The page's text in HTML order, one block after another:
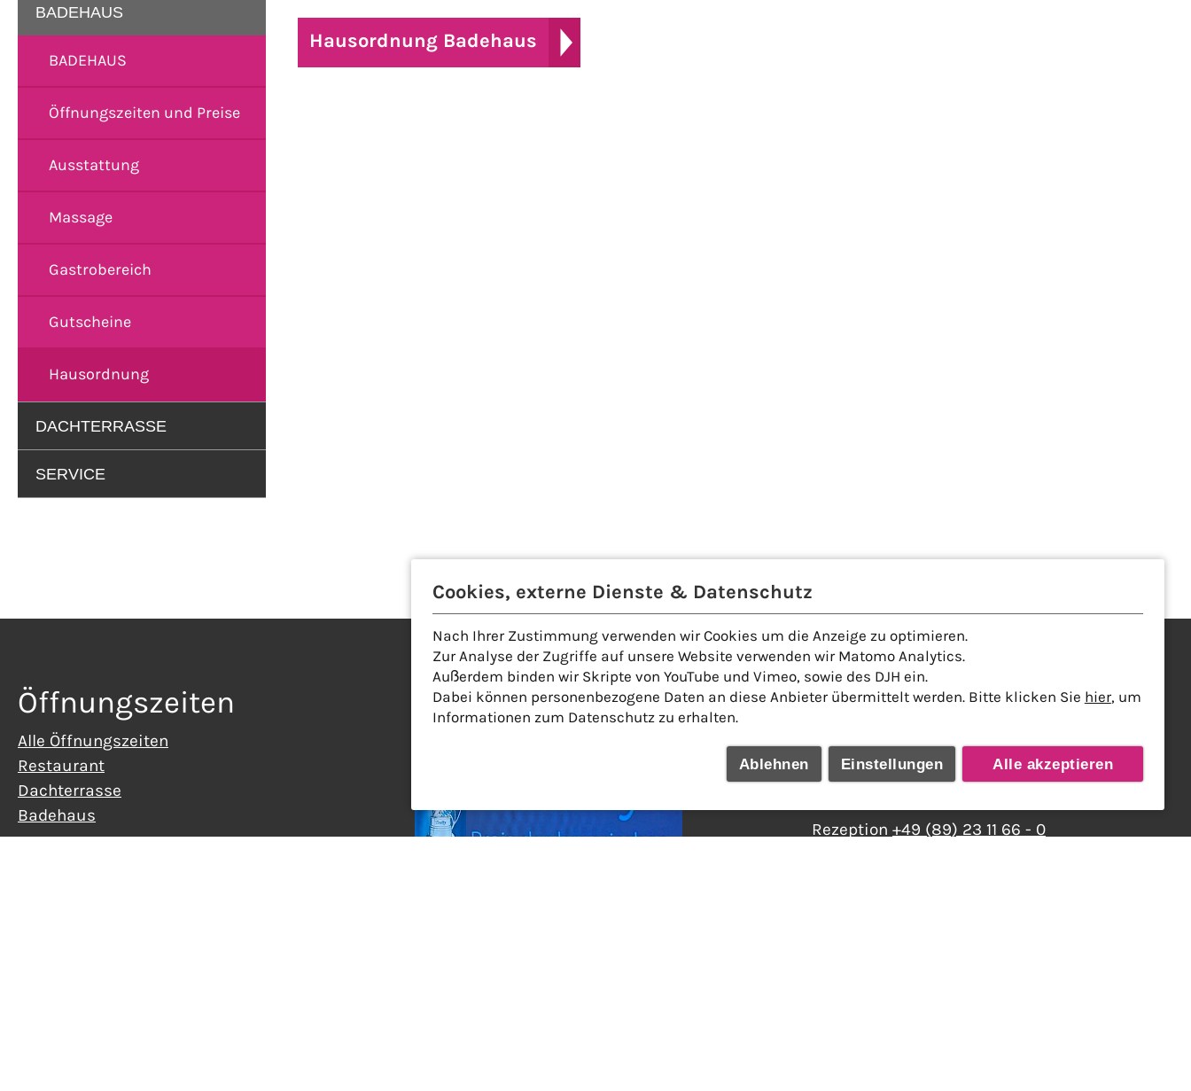
BADEHAUS
BADEHAUS
Öffnungszeiten und Preise
Ausstattung
Massage
Gastrobereich
Gutscheine
Hausordnung
DACHTERRASSE
SERVICE
Hausordnung Badehaus
Öffnungszeiten
Alle Öffnungszeiten
Restaurant
Dachterrasse
Badehaus
Partner Kontakt
Hotel Deutsche Eiche
Reichenbachstrasse 13
Rezeption +49 (89) 23 11 66 - 0
Cookies, externe Dienste & Datenschutz
Nach Ihrer Zustimmung verwenden wir Cookies um die Anzeige zu optimieren.
Zur Analyse der Zugriffe auf unsere Website verwenden wir Matomo Analytics.
Außerdem binden wir Skripte von YouTube und Vimeo, sowie des DJH ein.
Dabei können personenbezogene Daten an diese Anbieter übermittelt werden. Bitte klicken Sie hier, um
Informationen zum Datenschutz zu erhalten.
Ablehnen Einstellungen Alle akzeptieren